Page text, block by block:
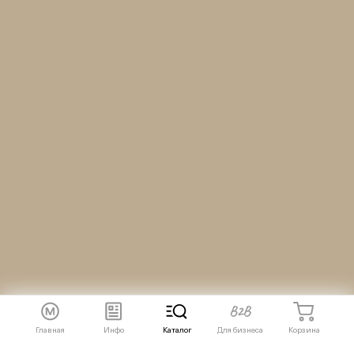
Главная Инфо Каталог Для бизнеса Корзина